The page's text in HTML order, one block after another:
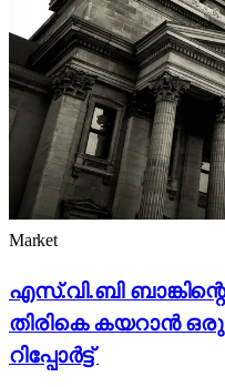
Market
എസ്.വി.ബി
തിരികെ കയറാൻ
റിപ്പോർട്ട്